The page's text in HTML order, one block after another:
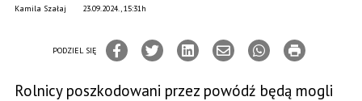
23.09.2024., 15:31h
Kamila Szałaj
PODZIEL SIĘ
Rolnicy poszkodowani przez powódź będą mogli